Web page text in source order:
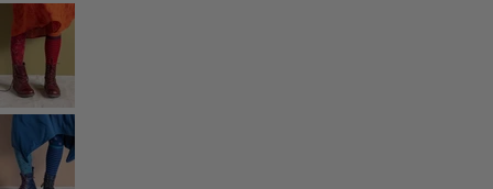
Styles de vétements
Vêtements en lin
Robes de style hippie
Grandes Tailles